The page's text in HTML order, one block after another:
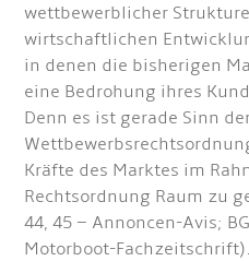
wettbewerblicher
wirtschaftlichen
in denen die bisherigen
eine Bedrohung ihres
Denn es ist gerade Sinn
Kräfte des Marktes im
Rechtsordnung Raum zu
44, 45 – Annoncen-Avis;
Motorboot-